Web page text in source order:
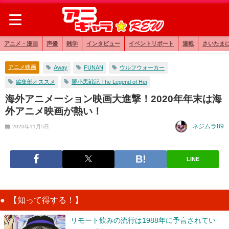
アニメ・漫画 声優 雑学 インタビュー イベントリポート 連載 さいたま
アニメ映画 Away FUNAN ウルフウォーカー
編集部オススメ 羅小黒戦記 The Legend of Hei
海外アニメーション映画大進撃！2020年年末は海
外アニメ映画が熱い！
2020年11月5日 ネジムラ89
LINE
【知って得する！】
リモート飲みの流行は1988年に予言されてい